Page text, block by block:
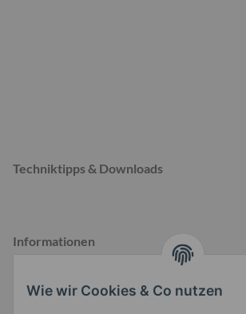
Techniktipps & Downloads
Informationen
Wie wir Cookies & Co nutzen